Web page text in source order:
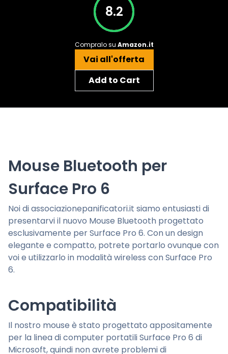
8.2
Compralo su Amazon.it
Vai all'offerta
Add to Cart
Mouse Bluetooth per
Surface Pro 6
Noi di associazionepanificatori.it siamo entusiasti di
presentarvi il nuovo Mouse Bluetooth progettato
esclusivamente per Surface Pro 6. Con un design
elegante e compatto, potrete portarlo ovunque con
voi e utilizzarlo in modalità wireless con Surface Pro
6.
Compatibilità
Il nostro mouse è stato progettato appositamente
per la linea di computer portatili Surface Pro 6 di
Microsoft, quindi non avrete problemi di